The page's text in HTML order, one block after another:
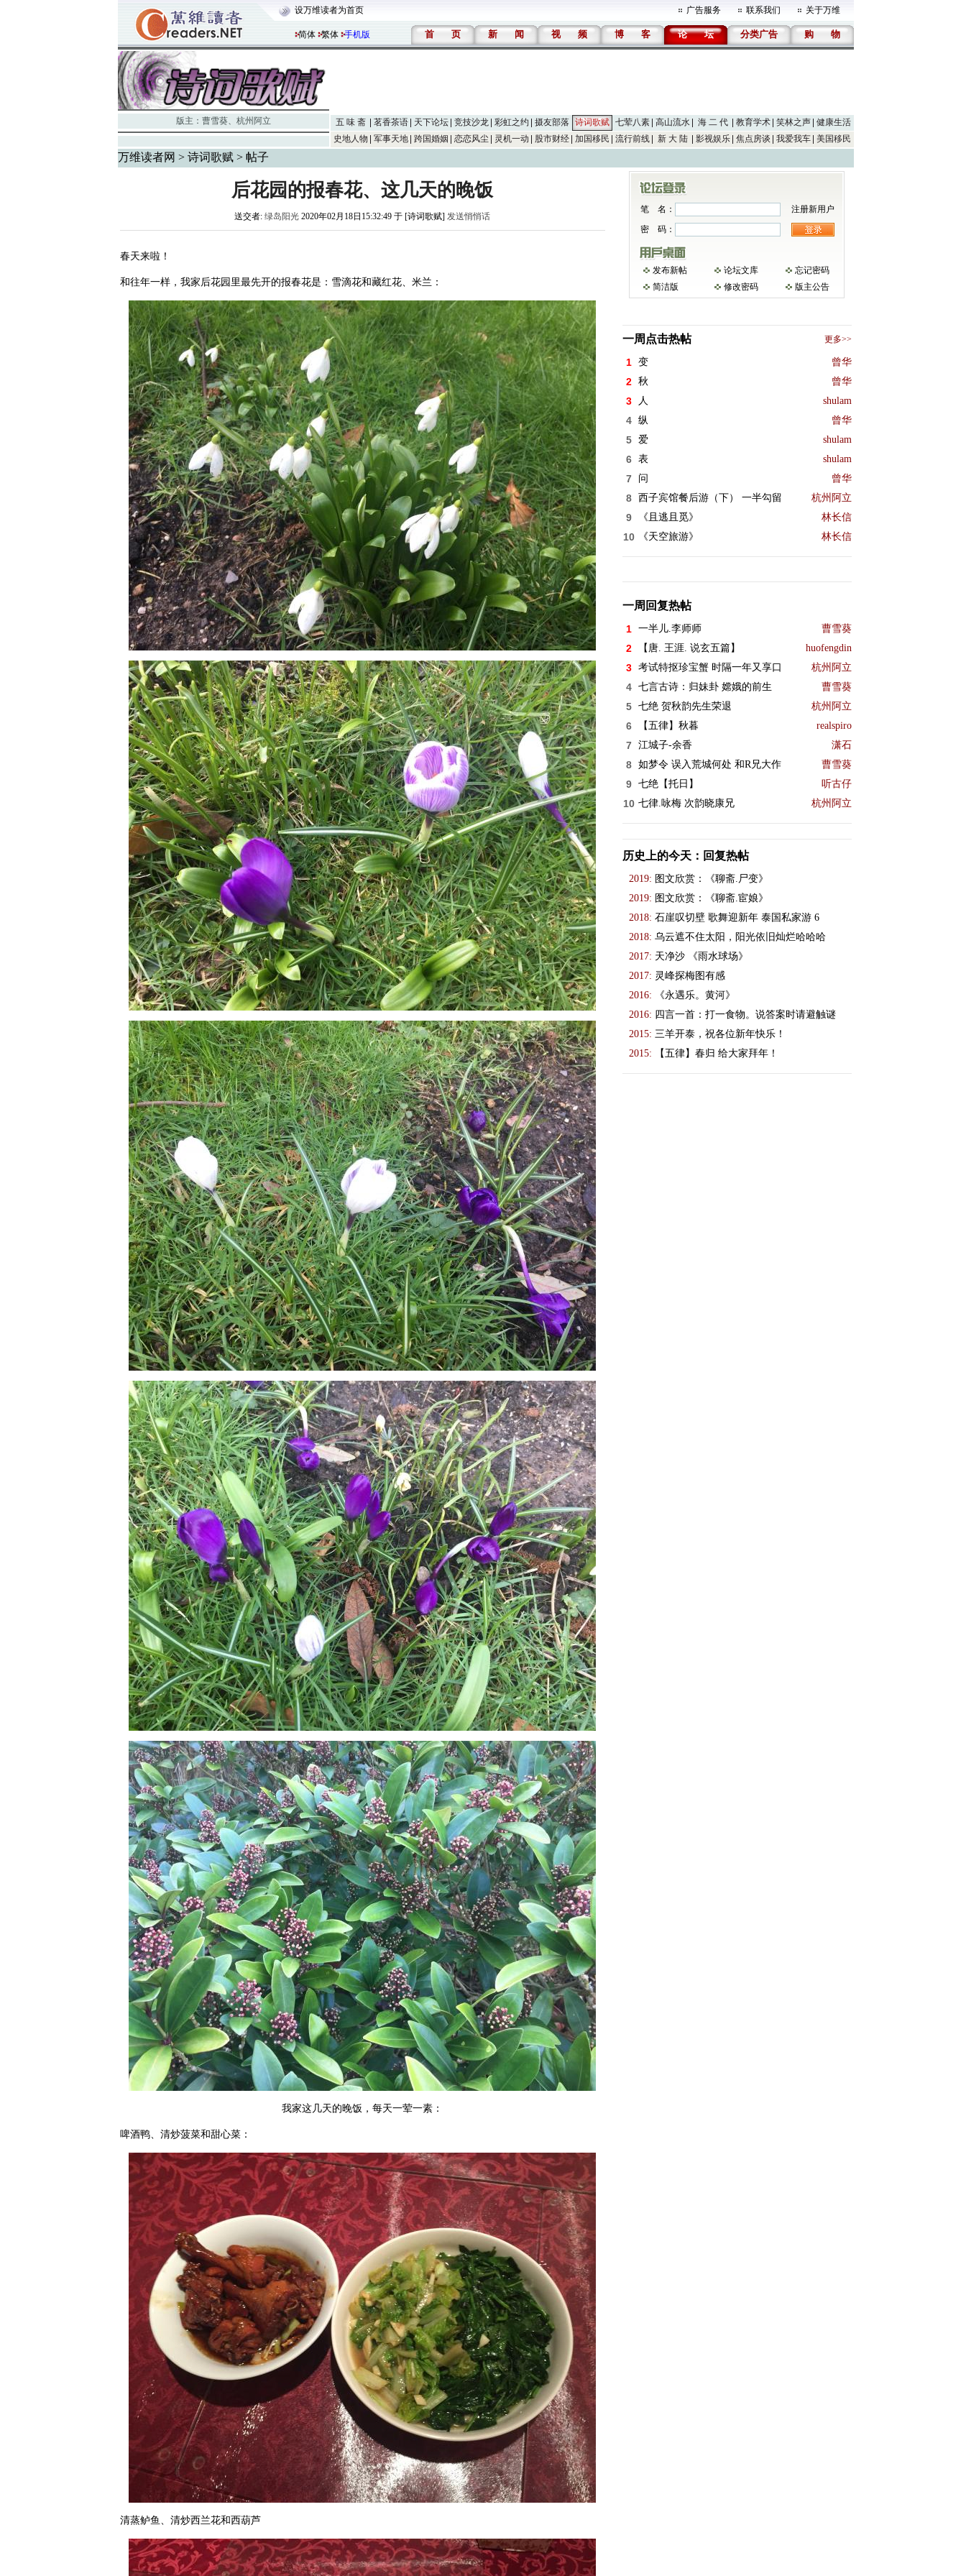
设万维读者为首页 广告服务 联系我们 关于万维
简体 繁体 手机版 首 页 新 闻 视 频 博 客 论 坛 分类广告 购 物
版主： 曹雪葵、 杭州阿立 五 味 斋 茗香茶语 天下论坛 竞技沙龙 彩虹之约 摄友部落 诗词歌赋 七荤八素 高山流水 海 二 代 教育学术 笑林之声
健康生活
史地人物
军事天地 跨国婚姻 恋恋风尘 灵机一动 股市财经 加国移民 流行前线 新 大 陆 影视娱乐 焦点房谈 我爱我车 美国移民
万维读者网 > 诗词歌赋> 帖子
后花园的报春花、这几天的晚饭
送交者: 绿岛阳光 2020年02月18日15:32:49 于 [诗词歌赋] 发送悄悄话
春天来啦！
和往年一样，我家后花园里最先开的报春花是：雪滴花和藏红花、米兰：
我家这几天的晚饭，每天一荤一素：
啤酒鸭、清炒菠菜和甜心菜：
清蒸鲈鱼、清炒西兰花和西葫芦
笔 名：
注册新用户
密 码：
发布新帖 论坛文库
忘记密码
简洁版
修改密码 版主公告
一周点击热帖 更多>>
1 变 曾华
2 秋 曾华
3 人 shulam
4 纵 曾华
5 爱 shulam
6 表 shulam
7 问 曾华
8 西子宾馆餐后游（下） 一半勾留 杭州阿立
9 《且逃且觅》 林长信
10 《天空旅游》 林长信
一周回复热帖
1 一半儿.李师师 曹雪葵
2 【唐. 王涯. 说玄五篇】 huofengdin
3 考试特抠珍宝蟹 时隔一年又享口 杭州阿立
4 七言古诗：归妹卦 嫦娥的前生 曹雪葵
5 七绝 贺秋韵先生荣退 杭州阿立
6 【五律】秋暮 realspiro
7 江城子-余香 潇石
8 如梦令 误入荒城何处 和R兄大作 曹雪葵
9 七绝【托日】 听古仔
10 七律.咏梅 次韵晓康兄 杭州阿立
历史上的今天：回复热帖
2019: 图文欣赏：《聊斋.尸变》
2019: 图文欣赏：《聊斋.宦娘》
2018: 石崖叹切壁 歌舞迎新年 泰国私家游 6
2018: 乌云遮不住太阳，阳光依旧灿烂哈哈哈
2017: 天净沙 《雨水球场》
2017: 灵峰探梅图有感
2016:
《永遇乐。黄河》
2016: 四言一首：打一食物。说答案时请避触谜
2015: 三羊开泰，祝各位新年快乐！
2015:
【五律】春归 给大家拜年！